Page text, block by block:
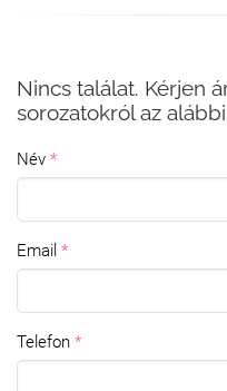
Nincs találat. Kérjen
sorozatokról az
Név
Email
Telefon